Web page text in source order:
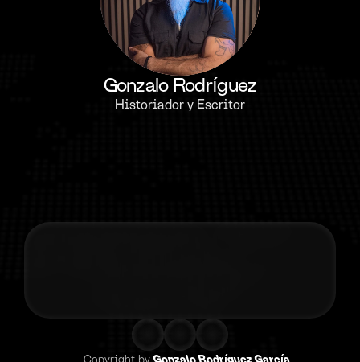
Gonzalo Rodríguez
Historiador y Escritor
Copyright by Gonzalo Rodríguez García